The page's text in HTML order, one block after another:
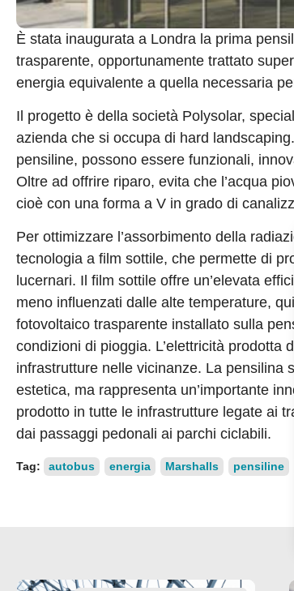
È stata inaugurata a Londra la prima
trasparente, opportunamente trattato
energia equivalente a quella necessaria
Il progetto è della società Polysolar,
azienda che si occupa di hard
pensiline, possono essere funzionali,
Oltre ad offrire riparo, evita che l’acqua
cioè con una forma a V in grado di
Per ottimizzare l’assorbimento della
tecnologia a film sottile, che permette di
lucernari. Il film sottile offre un’elevata
meno influenzati dalle alte temperature,
fotovoltaico trasparente installato sulla
condizioni di pioggia. L’elettricità prodotta
infrastrutture nelle vicinanze. La pensilina
estetica, ma rappresenta un’importante
prodotto in tutte le infrastrutture legate ai
dai passaggi pedonali ai parchi ciclabili.
Tag: autobus energia Marshalls pensiline